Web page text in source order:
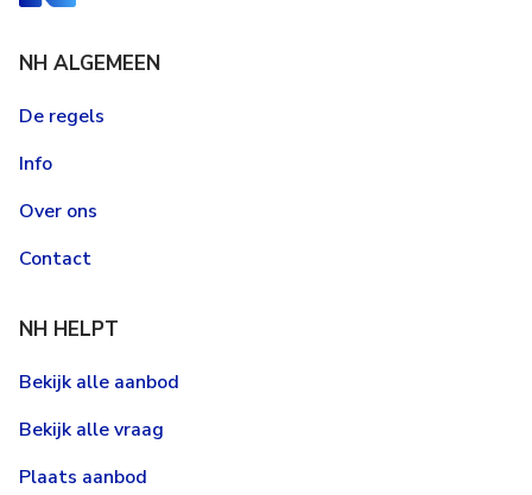
NH ALGEMEEN
De regels
Info
Over ons
Contact
NH HELPT
Bekijk alle aanbod
Bekijk alle vraag
Plaats aanbod